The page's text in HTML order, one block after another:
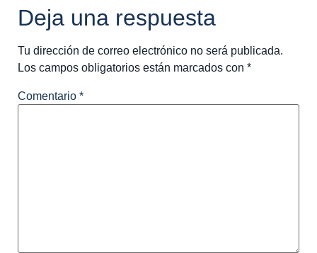
Deja una respuesta
Tu dirección de correo electrónico no será publicada.
Los campos obligatorios están marcados con *
Comentario *